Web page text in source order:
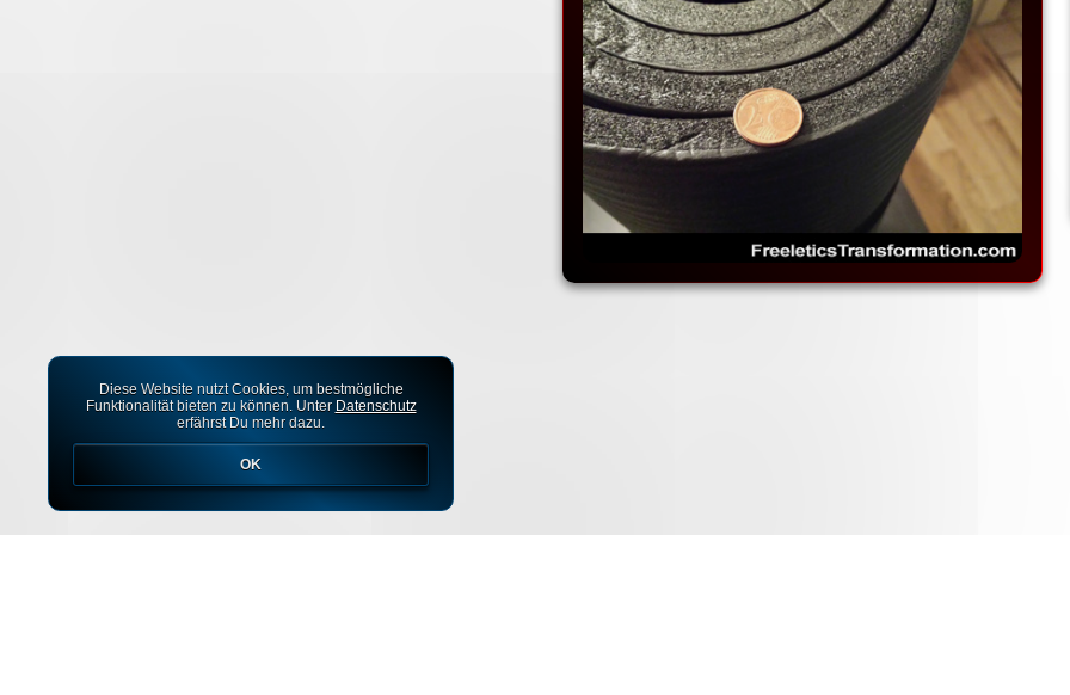
Diese Website nutzt Cookies, um bestmögliche
Funktionalität bieten zu können. Unter Datenschutz
erfährst Du mehr dazu.
OK